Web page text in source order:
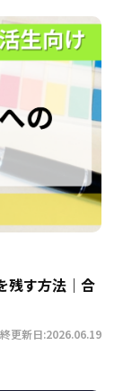
残す方法｜合
更新日:2026.06.19